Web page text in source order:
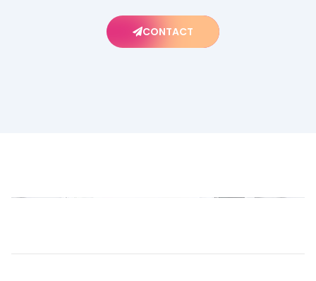
CONTACT